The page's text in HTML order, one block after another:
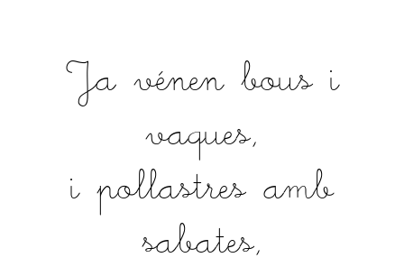
Ja vénen bous i
vaques,
i pollastres amb
sabates,